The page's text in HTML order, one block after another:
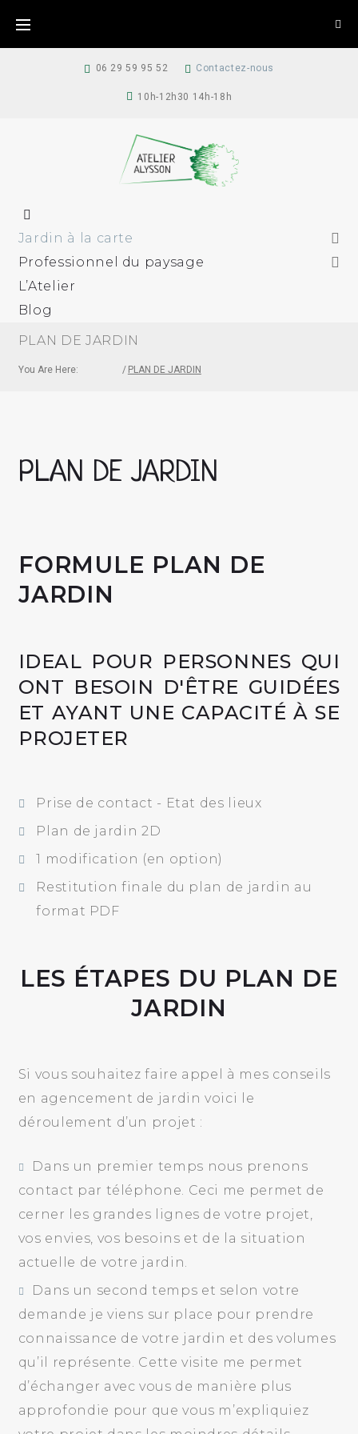
06 29 59 95 52 Contactez-nous
10h-12h30 14h-18h
Jardin à la carte
Professionnel du paysage
L’Atelier
Blog
PLAN DE JARDIN
You Are Here: / PLAN DE JARDIN
PLAN DE JARDIN
FORMULE PLAN DE
JARDIN
IDEAL POUR PERSONNES QUI
ONT BESOIN D'ÊTRE GUIDÉES
ET AYANT UNE CAPACITÉ À SE
PROJETER
Prise de contact - Etat des lieux
Plan de jardin 2D
1 modification (en option)
Restitution finale du plan de jardin au
format PDF
LES ÉTAPES DU PLAN DE
JARDIN
Si vous souhaitez faire appel à mes conseils
en agencement de jardin voici le
déroulement d’un projet :
Dans un premier temps nous prenons
contact par téléphone. Ceci me permet de
cerner les grandes lignes de votre projet,
vos envies, vos besoins et de la situation
actuelle de votre jardin.
Dans un second temps et selon votre
demande je viens sur place pour prendre
connaissance de votre jardin et des volumes
qu’il représente. Cette visite me permet
d’échanger avec vous de manière plus
approfondie pour que vous m’expliquiez